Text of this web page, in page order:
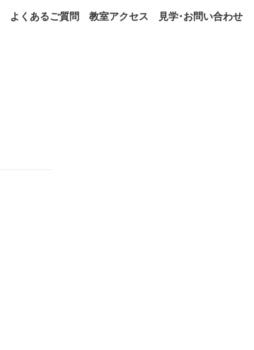
よくあるご質問 教室アクセス 見学･お問い合わせ